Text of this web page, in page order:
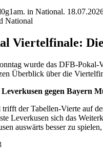
in National.
Viertelfinale:
wurde das DFB-Pokal-
Überblick über die
gegen Bayern
trifft der Tabellen-Vierte auf
Leverkusen sich das
auswärts besser zu